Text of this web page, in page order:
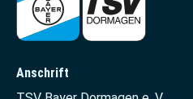
Anschrift